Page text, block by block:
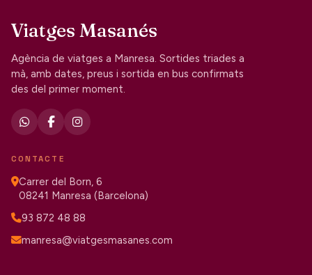
Viatges Masanés
Agència de viatges a Manresa. Sortides triades a
mà, amb dates, preus i sortida en bus confirmats
des del primer moment.
CONTACTE
Carrer del Born, 6
08241 Manresa (Barcelona)
93 872 48 88
manresa@viatgesmasanes.com